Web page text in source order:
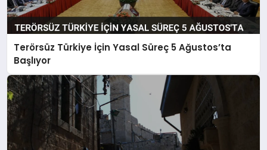
Terörsüz Türkiye İçin Yasal Süreç 5 Ağustos’ta
Başlıyor